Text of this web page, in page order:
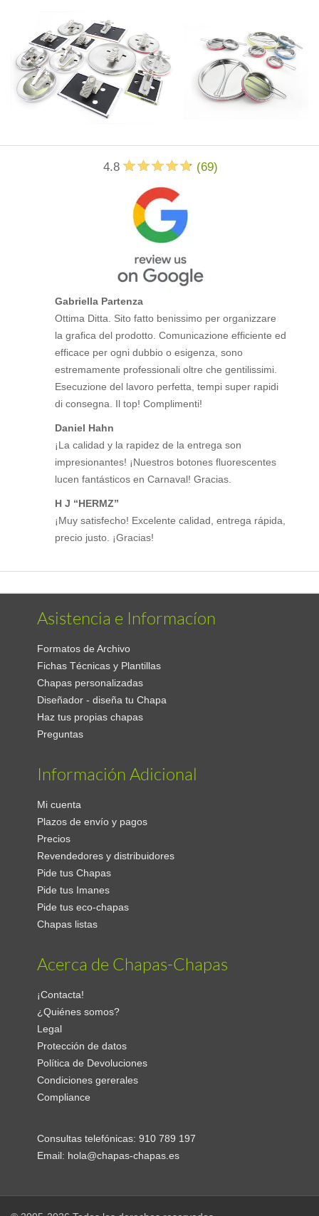
4.8 (69)
Gabriella Partenza
Ottima Ditta. Sito fatto benissimo per organizzare
la grafica del prodotto. Comunicazione efficiente ed
efficace per ogni dubbio o esigenza, sono
estremamente professionali oltre che gentilissimi.
Esecuzione del lavoro perfetta, tempi super rapidi
di consegna. Il top! Complimenti!
Daniel Hahn
¡La calidad y la rapidez de la entrega son
impresionantes! ¡Nuestros botones fluorescentes
lucen fantásticos en Carnaval! Gracias.
H J “HERMZ”
¡Muy satisfecho! Excelente calidad, entrega rápida,
precio justo. ¡Gracias!
Asistencia e Informacíon
Formatos de Archivo
Fichas Técnicas y Plantillas
Chapas personalizadas
Diseñador - diseña tu Chapa
Haz tus propias chapas
Preguntas
Información Adicional
Mi cuenta
Plazos de envío y pagos
Precios
Revendedores y distribuidores
Pide tus Chapas
Pide tus Imanes
Pide tus eco-chapas
Chapas listas
Acerca de Chapas-Chapas
¡Contacta!
¿Quiénes somos?
Legal
Protección de datos
Política de Devoluciones
Condiciones gererales
Compliance
Consultas telefónicas:910 789 197
Email: hola@chapas-chapas.es